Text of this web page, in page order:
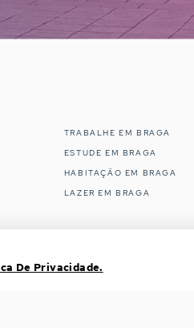
TRABALHE EM BRAGA
ESTUDE EM BRAGA
HABITAÇÃO EM BRAGA
LAZER EM BRAGA
De Privacidade.